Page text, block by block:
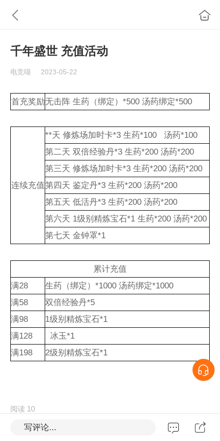
千年盛世 充值活动
电竞喵 2023-05-22
首充奖励无击阵 生药（绑定）*500 汤药绑定*500
连续充值
**天 修炼场加时卡*3 生药*100 汤药*100
第二天 双倍经验丹*3 生药*200 汤药*200
第三天 修炼场加时卡*3 生药*200 汤药*200
第四天 鉴定丹*3 生药*200 汤药*200
第五天 低活丹*3 生药*200 汤药*200
第六天 1级别精炼宝石*1 生药*200 汤药*200
第七天 金钟罩*1
累计充值
满28
生药（绑定）*1000 汤药绑定*1000
满58
双倍经验丹*5
满98
1级别精炼宝石*1
满128
冰玉*1
满198
2级别精炼宝石*1
阅读 10
写评论...